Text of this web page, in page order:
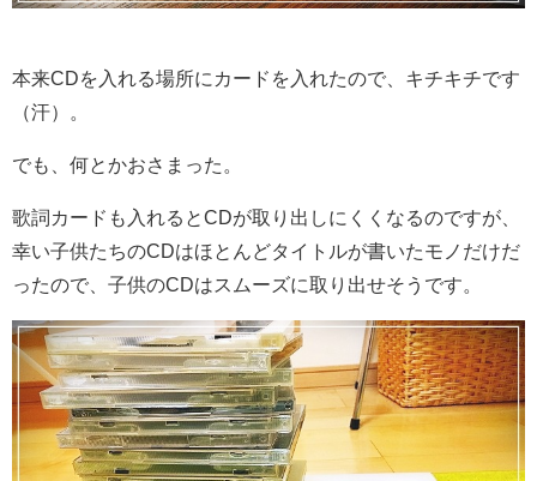
本来CDを入れる場所にカードを入れたので、キチキチです
（汗）。
でも、何とかおさまった。
歌詞カードも入れるとCDが取り出しにくくなるのですが、
幸い子供たちのCDはほとんどタイトルが書いたモノだけだ
ったので、子供のCDはスムーズに取り出せそうです。